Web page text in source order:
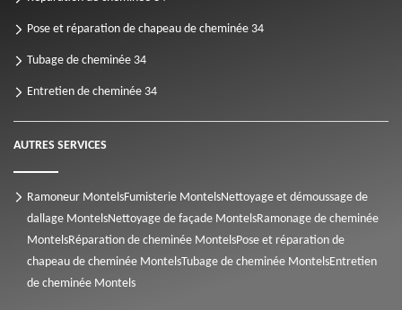
Pose et réparation de chapeau de cheminée 34
Tubage de cheminée 34
Entretien de cheminée 34
AUTRES SERVICES
Ramoneur MontelsFumisterie MontelsNettoyage et démoussage de
dallage MontelsNettoyage de façade MontelsRamonage de cheminée
MontelsRéparation de cheminée MontelsPose et réparation de
chapeau de cheminée MontelsTubage de cheminée MontelsEntretien
de cheminée Montels